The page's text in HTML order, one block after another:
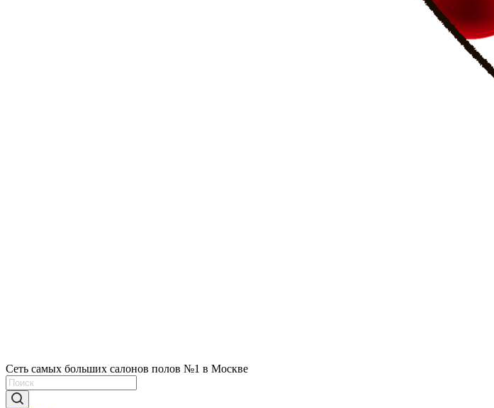
Сеть самых больших салонов полов №1 в Москве